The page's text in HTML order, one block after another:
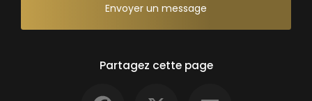
Envoyer un message
Partagez cette page